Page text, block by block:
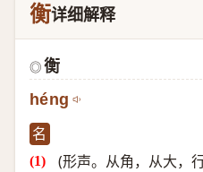
衡详细解释
◎ 衡
héng
名
(形声。从角，从大，